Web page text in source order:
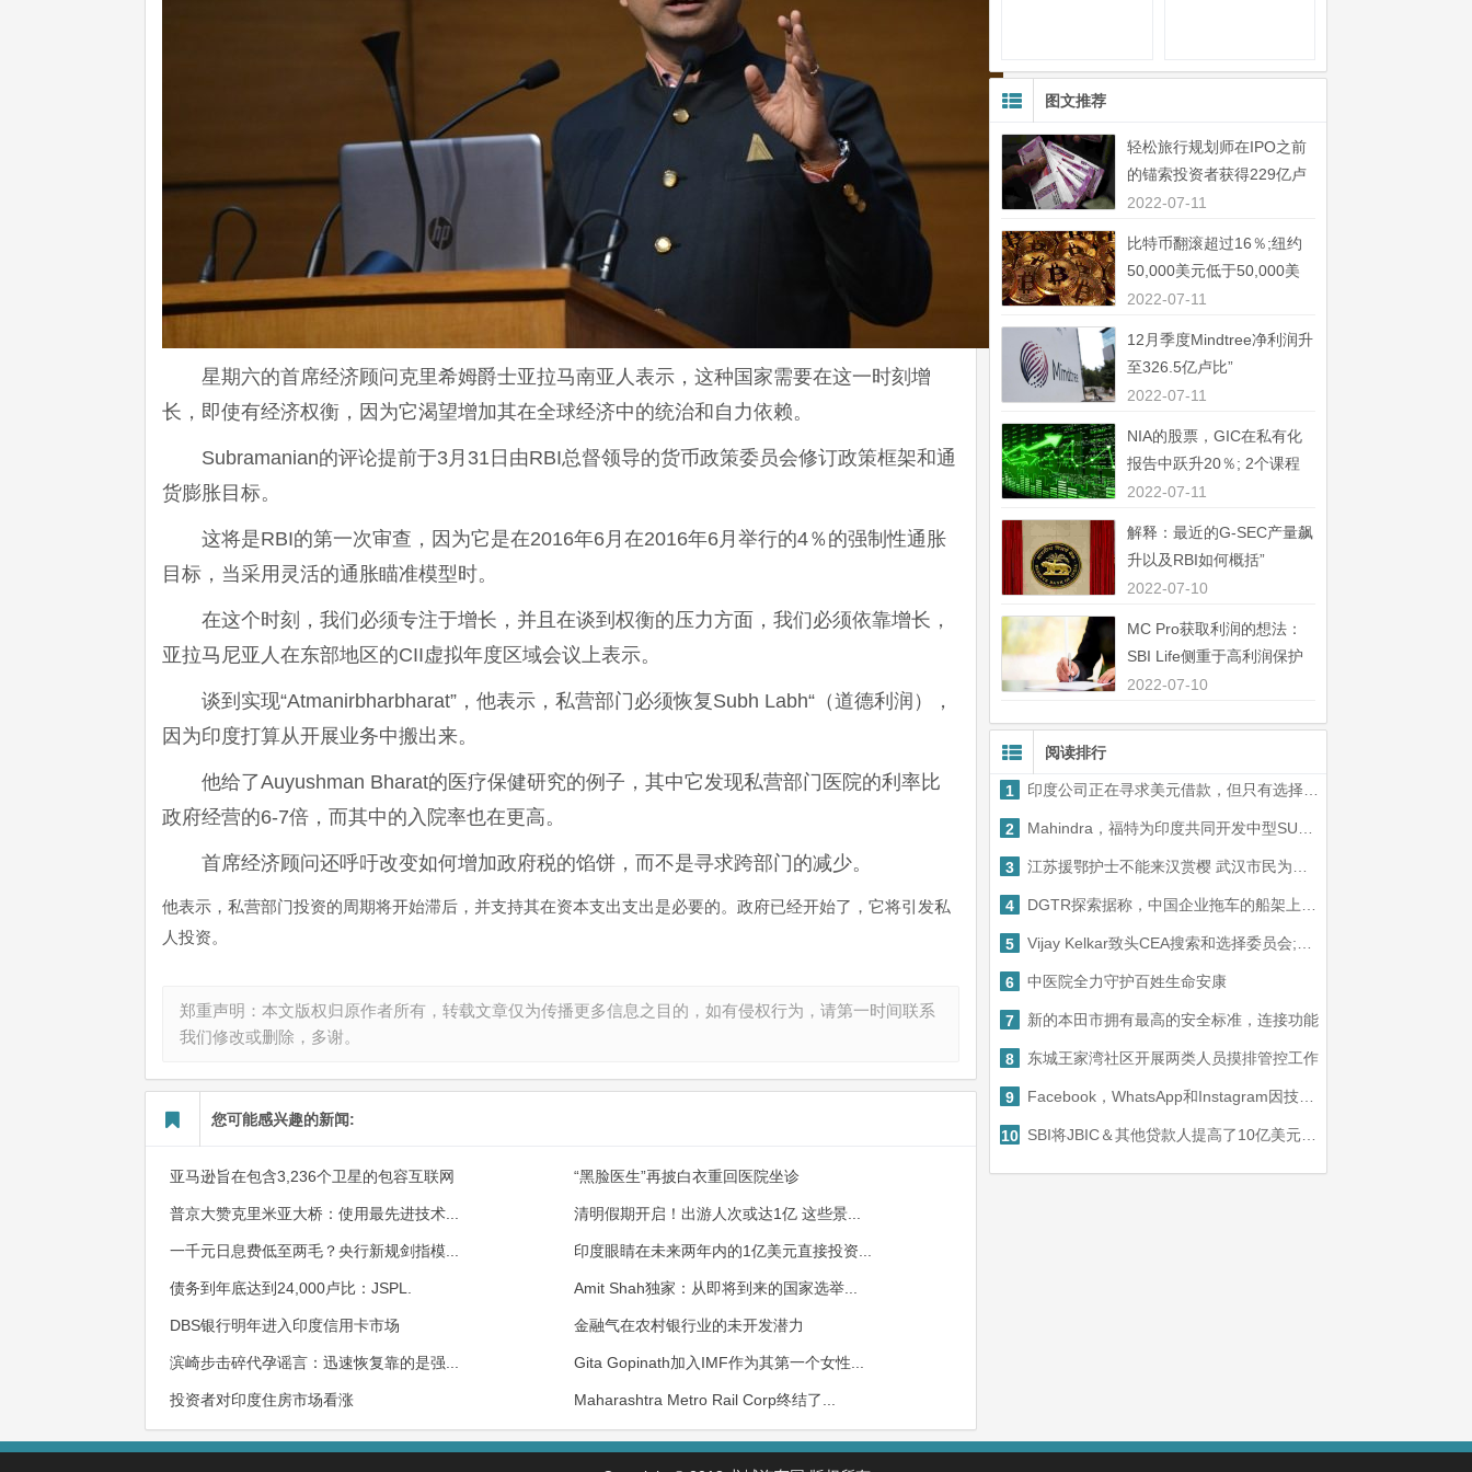
星期六的首席经济顾问克里希姆爵士亚拉马南亚人表示，这种国家需要在这一时刻增
长，即使有经济权衡，因为它渴望增加其在全球经济中的统治和自力依赖。
Subramanian的评论提前于3月31日由RBI总督领导的货币政策委员会修订政策框架和通
货膨胀目标。
这将是RBI的第一次审查，因为它是在2016年6月在2016年6月举行的4％的强制性通胀
目标，当采用灵活的通胀瞄准模型时。
在这个时刻，我们必须专注于增长，并且在谈到权衡的压力方面，我们必须依靠增长，
亚拉马尼亚人在东部地区的CII虚拟年度区域会议上表示。
谈到实现“Atmanirbharbharat”，他表示，私营部门必须恢复Subh Labh“（道德利润），
因为印度打算从开展业务中搬出来。
他给了Auyushman Bharat的医疗保健研究的例子，其中它发现私营部门医院的利率比
政府经营的6-7倍，而其中的入院率也在更高。
首席经济顾问还呼吁改变如何增加政府税的馅饼，而不是寻求跨部门的减少。
他表示，私营部门投资的周期将开始滞后，并支持其在资本支出支出是必要的。政府已经开始了，它将引发私
人投资。
郑重声明：本文版权归原作者所有，转载文章仅为传播更多信息之目的，如有侵权行为，请第一时间联系
我们修改或删除，多谢。
您可能感兴趣的新闻:
亚马逊旨在包含3,236个卫星的包容互联网 “黑脸医生”再披白衣重回医院坐诊
普京大赞克里米亚大桥：使用最先进技术... 清明假期开启！出游人次或达1亿 这些景...
一千元日息费低至两毛？央行新规剑指模... 印度眼睛在未来两年内的1亿美元直接投资...
债务到年底达到24,000卢比：JSPL. Amit Shah独家：从即将到来的国家选举...
DBS银行明年进入印度信用卡市场 金融气在农村银行业的未开发潜力
滨崎步击碎代孕谣言：迅速恢复靠的是强... Gita Gopinath加入IMF作为其第一个女性...
投资者对印度住房市场看涨 Maharashtra Metro Rail Corp终结了...
图文推荐
轻松旅行规划师在IPO之前
的锚索投资者获得229亿卢
比”
2022-07-11
比特币翻滚超过16％;纽约
50,000美元低于50,000美
元”
2022-07-11
12月季度Mindtree净利润升
至326.5亿卢比”
2022-07-11
NIA的股票，GIC在私有化
报告中跃升20％; 2个课程
中44％”
2022-07-11
解释：最近的G-SEC产量飙
升以及RBI如何概括”
2022-07-10
MC Pro获取利润的想法：
SBI Life侧重于高利润保护
业务”
2022-07-10
阅读排行
1 印度公司正在寻求美元借款，但只有选择公司会发现
2 Mahindra，福特为印度共同开发中型SUV，新兴市场
3 江苏援鄂护士不能来汉赏樱 武汉市民为恩人寄去樱花礼物
4 DGTR探索据称，中国企业拖车的船架上的反倾销税
5 Vijay Kelkar致头CEA搜索和选择委员会;收到了超过20个申请
6 中医院全力守护百姓生命安康
7 新的本田市拥有最高的安全标准，连接功能
8 东城王家湾社区开展两类人员摸排管控工作
9 Facebook，WhatsApp和Instagram因技术问题而下降
10 SBI将JBIC＆其他贷款人提高了10亿美元的日本汽车制造商在印度